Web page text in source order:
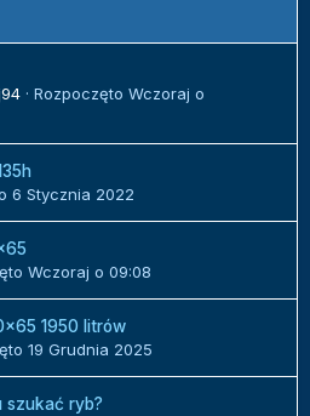
· Rozpoczęto Wczoraj o
6 Stycznia 2022
Wczoraj o 09:08
1950 litrów
19 Grudnia 2025
szukać ryb?